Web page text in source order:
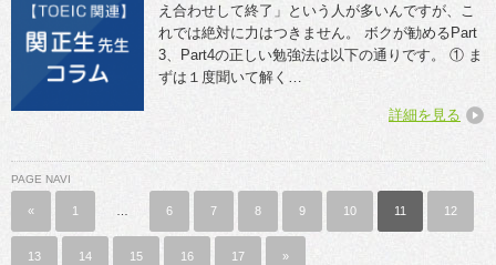
え合わせして終了」という人が多いんですが、こ
れでは絶対に力はつきません。 ボクが勧めるPart
3、Part4の正しい勉強法は以下の通りです。 ① ま
ずは１度聞いて解く…
詳細を見る
PAGE NAVI
« 1 6 7 8 9 10 11 12
13 14 15 16 17 »